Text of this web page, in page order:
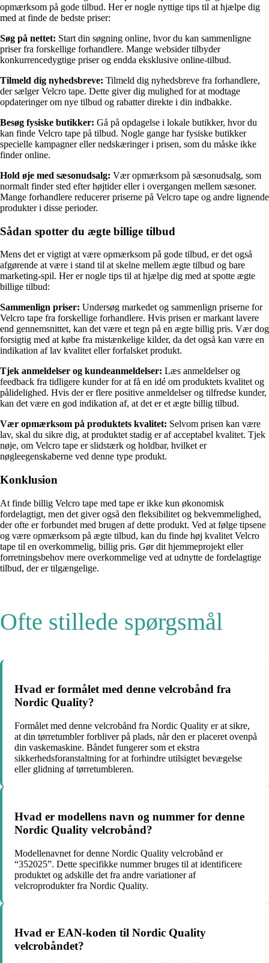
opmærksom på gode tilbud. Her er nogle nyttige tips til at hjælpe dig
med at finde de bedste priser:
Søg på nettet: Start din søgning online, hvor du kan sammenligne
priser fra forskellige forhandlere. Mange websider tilbyder
konkurrencedygtige priser og endda eksklusive online-tilbud.
Tilmeld dig nyhedsbreve: Tilmeld dig nyhedsbreve fra forhandlere,
der sælger Velcro tape. Dette giver dig mulighed for at modtage
opdateringer om nye tilbud og rabatter direkte i din indbakke.
Besøg fysiske butikker: Gå på opdagelse i lokale butikker, hvor du
kan finde Velcro tape på tilbud. Nogle gange har fysiske butikker
specielle kampagner eller nedskæringer i prisen, som du måske ikke
finder online.
Hold øje med sæsonudsalg: Vær opmærksom på sæsonudsalg, som
normalt finder sted efter højtider eller i overgangen mellem sæsoner.
Mange forhandlere reducerer priserne på Velcro tape og andre lignende
produkter i disse perioder.
Sådan spotter du ægte billige tilbud
Mens det er vigtigt at være opmærksom på gode tilbud, er det også
afgørende at være i stand til at skelne mellem ægte tilbud og bare
marketing-spil. Her er nogle tips til at hjælpe dig med at spotte ægte
billige tilbud:
Sammenlign priser: Undersøg markedet og sammenlign priserne for
Velcro tape fra forskellige forhandlere. Hvis prisen er markant lavere
end gennemsnittet, kan det være et tegn på en ægte billig pris. Vær dog
forsigtig med at købe fra mistænkelige kilder, da det også kan være en
indikation af lav kvalitet eller forfalsket produkt.
Tjek anmeldelser og kundeanmeldelser: Læs anmeldelser og
feedback fra tidligere kunder for at få en idé om produktets kvalitet og
pålidelighed. Hvis der er flere positive anmeldelser og tilfredse kunder,
kan det være en god indikation af, at det er et ægte billig tilbud.
Vær opmærksom på produktets kvalitet: Selvom prisen kan være
lav, skal du sikre dig, at produktet stadig er af acceptabel kvalitet. Tjek
nøje, om Velcro tape er slidstærk og holdbar, hvilket er
nøgleegenskaberne ved denne type produkt.
Konklusion
At finde billig Velcro tape med tape er ikke kun økonomisk
fordelagtigt, men det giver også den fleksibilitet og bekvemmelighed,
der ofte er forbundet med brugen af dette produkt. Ved at følge tipsene
og være opmærksom på ægte tilbud, kan du finde høj kvalitet Velcro
tape til en overkommelig, billig pris. Gør dit hjemmeprojekt eller
forretningsbehov mere overkommelige ved at udnytte de fordelagtige
tilbud, der er tilgængelige.
Ofte stillede spørgsmål
Hvad er formålet med denne velcrobånd fra
Nordic Quality?
Formålet med denne velcrobånd fra Nordic Quality er at sikre,
at din tørretumbler forbliver på plads, når den er placeret ovenpå
din vaskemaskine. Båndet fungerer som et ekstra
sikkerhedsforanstaltning for at forhindre utilsigtet bevægelse
eller glidning af tørretumbleren.
Hvad er modellens navn og nummer for denne
Nordic Quality velcrobånd?
Modellenavnet for denne Nordic Quality velcrobånd er
“352025”. Dette specifikke nummer bruges til at identificere
produktet og adskille det fra andre variationer af
velcroprodukter fra Nordic Quality.
Hvad er EAN-koden til Nordic Quality
velcrobåndet?